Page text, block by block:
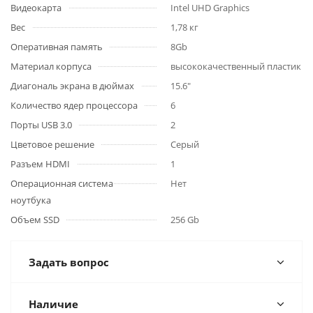
Видеокарта
Intel UHD Graphics
Вес
1,78 кг
Оперативная память
8Gb
Материал корпуса
высококачественный пластик
Диагональ экрана в дюймах
15.6"
Количество ядер процессора
6
Порты USB 3.0
2
Цветовое решение
Серый
Разъем HDMI
1
Операционная система
ноутбука
Нет
Объем SSD 256 Gb
Задать вопрос
Наличие